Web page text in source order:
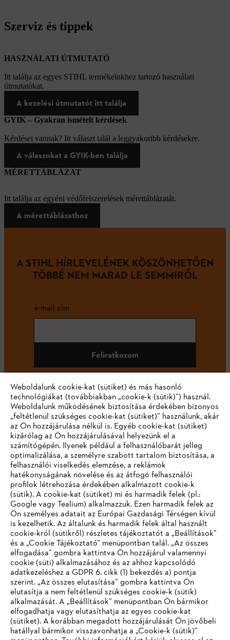
Szerviz és tippek
HASZNÁLATI ÚTMUTATÓ
Itt találja az egyes STIHL termékeinkhez tartozó használati
útmutatókat.
A kezelési útmutatót itt találja
GYIK – Gyakran ismételt kérdések
Kérdései vannak? Itt választ talál a leggyakoribb kérdésekre.
A válaszokat a GYIK-ben találja
MÉRETTÁBLÁZAT
Itt találja az egyéni védőfelszerelések mérettáblázatát.
A mérettáblázathoz
A STIHL HÍRLEVELÉNEK KÖSZÖNHETŐEN
TÖBBÉ NEM MARAD LE SEMMIRŐL
e-mail cím
Feliratkozom
#STIHL
Vállalat
STIHL GYIK
Szerviz
IHR BROWSER WIRD NICHT
UNTERSTÜTZT
Sie nutzen einen Browser, den wir noch nicht unterstützen. Für
eine optimale Nutzung unserer Seite empfehlen wir Ihnen, zu
Weboldalunk cookie-kat (sütiket) és más hasonló
technológiákat (továbbiakban „cookie-k (sütik)”) használ.
Weboldalunk működésének biztosítása érdekében bizonyos
„feltétlenül szükséges cookie-kat (sütiket)” használunk, akár
az Ön hozzájárulása nélkül is. Egyéb cookie-kat (sütiket)
kizárólag az Ön hozzájárulásával helyezünk el a
számítógépén. Ilyenek például a felhasználóbarát jelleg
optimalizálása, a személyre szabott tartalom biztosítása, a
felhasználói viselkedés elemzése, a reklámok
hatékonyságának növelése és az átfogó felhasználói
profilok létrehozása érdekében alkalmazott cookie-k
(sütik). A cookie-kat (sütiket) mi és harmadik felek (pl.:
Google vagy Tealium) alkalmazzuk. Ezen harmadik felek az
Ön személyes adatait az Európai Gazdasági Térségen kívül
is kezelhetik. Az általunk és harmadik felek által használt
cookie-król (sütikről) részletes tájékoztatót a „Beállítások”
és a „Cookie Tájékoztató” menüpontban talál. „Az összes
elfogadása” gombra kattintva Ön hozzájárul valamennyi
cookie (süti) alkalmazásához és az ahhoz kapcsolódó
adatkezeléshez a GDPR 6. cikk (1) bekezdés a) pontja
szerint. „Az összes elutasítása” gombra kattintva Ön
elutasítja a nem feltétlenül szükséges cookie-k (sütik)
alkalmazását. A „Beállítások” menüpontban Ön bármikor
elfogadhatja vagy elutasíthatja az egyes cookie-kat
(sütiket). A korábban megadott hozzájárulását Ön jövőbeli
hatállyal bármikor visszavonhatja a „Cookie-k (sütik)”